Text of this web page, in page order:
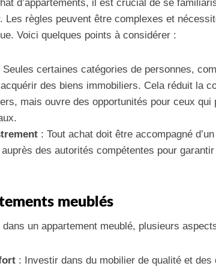
d’appartements, il est crucial de se
Les règles peuvent être complexes et
Voici quelques points à considérer :
Seules certaines catégories de personnes,
des biens immobiliers. Cela réduit la
mais ouvre des opportunités pour ceux qui
: Tout achat doit être accompagné
des autorités compétentes pour
meublés
dans un appartement meublé, plusieurs
: Investir dans du mobilier de qualité et des